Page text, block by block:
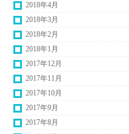
2018年4月
2018年3月
2018年2月
2018年1月
2017年12月
2017年11月
2017年10月
2017年9月
2017年8月